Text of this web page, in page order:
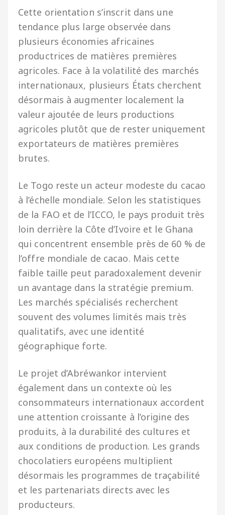
Cette orientation s’inscrit dans une
tendance plus large observée dans
plusieurs économies africaines
productrices de matières premières
agricoles. Face à la volatilité des marchés
internationaux, plusieurs États cherchent
désormais à augmenter localement la
valeur ajoutée de leurs productions
agricoles plutôt que de rester uniquement
exportateurs de matières premières
brutes.
Le Togo reste un acteur modeste du cacao
à l’échelle mondiale. Selon les statistiques
de la FAO et de l’ICCO, le pays produit très
loin derrière la Côte d’Ivoire et le Ghana
qui concentrent ensemble près de 60 % de
l’offre mondiale de cacao. Mais cette
faible taille peut paradoxalement devenir
un avantage dans la stratégie premium.
Les marchés spécialisés recherchent
souvent des volumes limités mais très
qualitatifs, avec une identité
géographique forte.
Le projet d’Abréwankor intervient
également dans un contexte où les
consommateurs internationaux accordent
une attention croissante à l’origine des
produits, à la durabilité des cultures et
aux conditions de production. Les grands
chocolatiers européens multiplient
désormais les programmes de traçabilité
et les partenariats directs avec les
producteurs.